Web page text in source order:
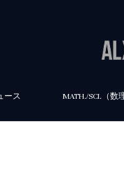
ース MATH./SCI.（数